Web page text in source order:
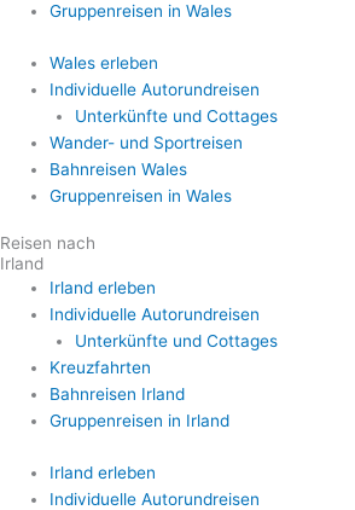
Gruppenreisen in Wales
Wales erleben
Individuelle Autorundreisen
Unterkünfte und Cottages
Wander- und Sportreisen
Bahnreisen Wales
Gruppenreisen in Wales
Reisen nach
Irland
Irland erleben
Individuelle Autorundreisen
Unterkünfte und Cottages
Kreuzfahrten
Bahnreisen Irland
Gruppenreisen in Irland
Irland erleben
Individuelle Autorundreisen